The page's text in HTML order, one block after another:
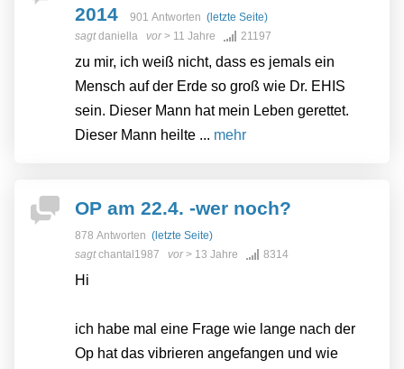
2014
901 Antworten (letzte Seite)
sagtdaniella vor> 11 Jahre 21197
zu mir, ich weiß nicht, dass es jemals ein
Mensch auf der Erde so groß wie Dr. EHIS
sein. Dieser Mann hat mein Leben gerettet.
Dieser Mann heilte ... mehr
OP am 22.4. -wer noch?
878 Antworten (letzte Seite)
sagtchantal1987 vor> 13 Jahre 8314
Hi
ich habe mal eine Frage wie lange nach der
Op hat das vibrieren angefangen und wie